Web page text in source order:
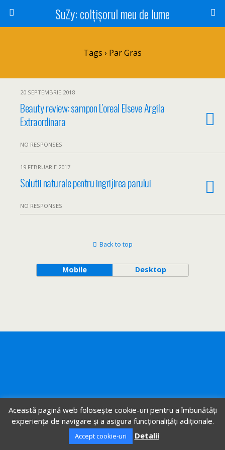
SuZy: colţişorul meu de lume
Tags › Par Gras
20 SEPTEMBRIE 2018
Beauty review: sampon L’oreal Elseve Argila
Extraordinara
NO RESPONSES
19 FEBRUARIE 2017
Solutii naturale pentru ingrijirea parului
NO RESPONSES
Această pagină web folosește cookie-uri pentru a îmbunătăți
experiența de navigare și a asigura funcționalițăți adiționale.
Accept cookie-uri Detalii
Back to top
Mobile Desktop